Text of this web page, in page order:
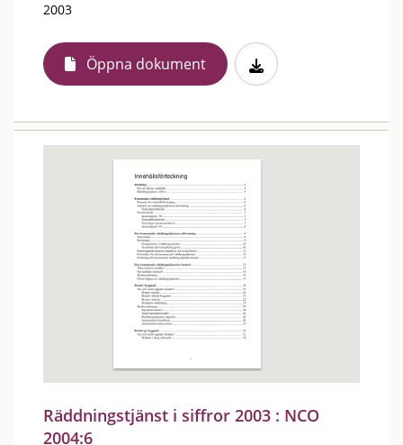
2003
Öppna dokument
Räddningstjänst i siffror 2003 : NCO
2004:6